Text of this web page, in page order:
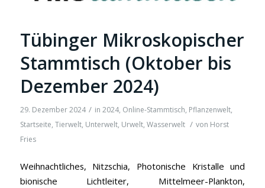
Tübinger Mikroskopischer
Stammtisch (Oktober bis
Dezember 2024)
29. Dezember 2024 / in 2024, Online-Stammtisch, Pflanzenwelt,
Startseite, Tierwelt, Unterwelt, Urwelt, Wasserwelt / von Horst
Fries
Weihnachtliches, Nitzschia, Photonische Kristalle und
bionische Lichtleiter, Mittelmeer-Plankton,